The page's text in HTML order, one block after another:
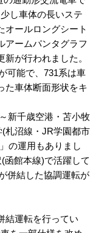
し車体の長いステ
オールロングシート
アームパンタグラフ
が行われました。
可能で、731系は車
た車体断面形状をキ
新千歳空港・苫小牧
札沼線・JR学園都市
の運用もありまし
函館本線)で活躍して
併結した協調運転が
結運転を行ってい